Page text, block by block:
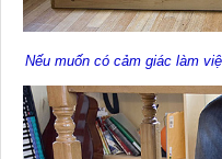
Nếu muốn có cảm giác làm